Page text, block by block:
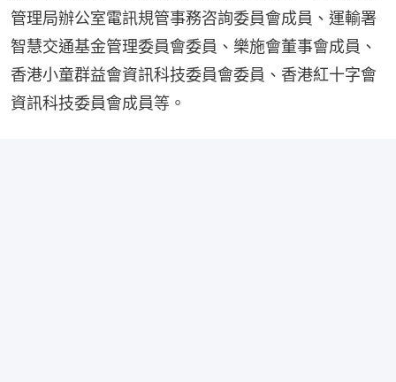
管理局辦公室電訊規管事務咨詢委員會成員、運輸署
智慧交通基金管理委員會委員、樂施會董事會成員、
香港小童群益會資訊科技委員會委員、香港紅十字會
資訊科技委員會成員等。